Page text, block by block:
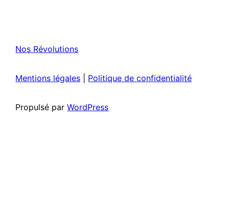
Nos Révolutions
Mentions légales Politique de confidentialité
Propulsé parWordPress